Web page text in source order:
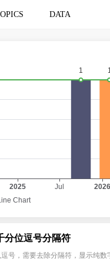
DATA
分位逗号分隔符
号，需要去除分隔符，显示纯数